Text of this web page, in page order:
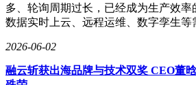
多、轮询周期过长，已经成为生产效
数据实时上云、远程运维、数字孪生
2026-06-02
融云斩获出海品牌与技术双奖 CEO董